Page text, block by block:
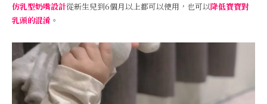
仿乳型奶嘴設計從新生兒到6個月以上都可以使用，也可以降低寶寶對
乳頭的混淆 。